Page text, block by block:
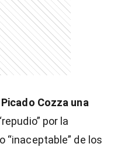
Cozza una
por la
“inaceptable” de los